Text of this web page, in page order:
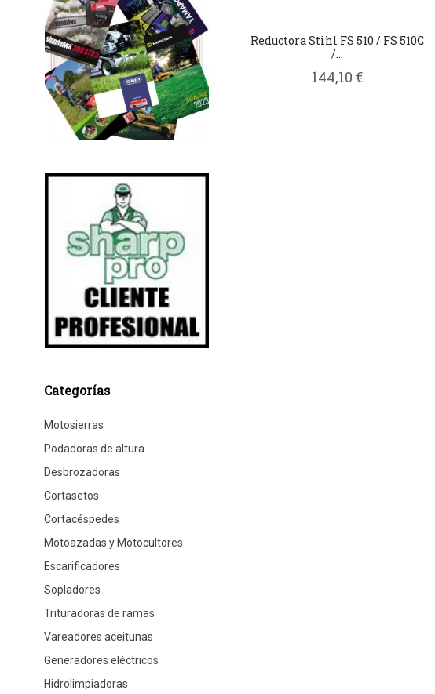
Categorías
Motosierras
Podadoras de altura
Desbrozadoras
Cortasetos
Cortacéspedes
Motoazadas y Motocultores
Escarificadores
Sopladores
Trituradoras de ramas
Vareadores aceitunas
Generadores eléctricos
Hidrolimpiadoras
Reductora Stihl FS 510 / FS 510C
/...
144,10 €